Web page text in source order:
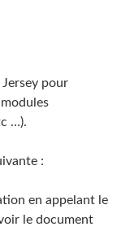
pour
…).
:
en appelant le
le document